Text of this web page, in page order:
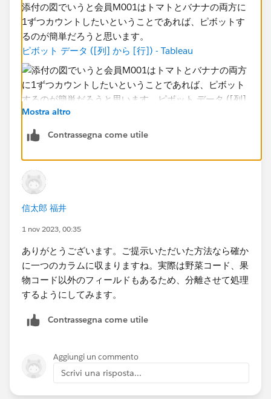
添付の図でいうと会員M001はトマトとバナナの両方に
1ずつカウントしたいということであれば、ピボットす
るのが簡単だろうと思います。
ピボット データ ([列] から [行]) - Tableau
Mostra altro
Contrassegna come utile
信太郎 福井
1 nov 2023, 00:35
ありがとうございます。ご提示いただいた方法なら確か
に一つのカラムに収まりますね。実際は野菜コード、果
物コード以外のフィールドもあるため、分離させて処理
するようにしてみます。
Contrassegna come utile
Aggiungi un commento
Scrivi una risposta...